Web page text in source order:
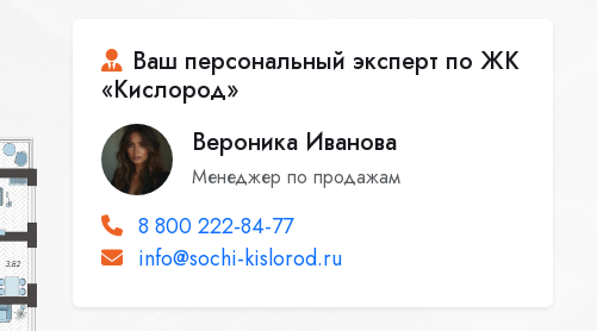
Ваш персональный эксперт по ЖК
«Кислород»
Вероника Иванова
Менеджер по продажам
8 800 222-84-77
info@sochi-kislorod.ru